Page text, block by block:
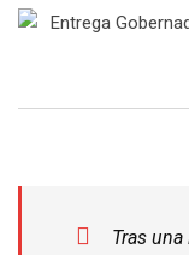
Tras